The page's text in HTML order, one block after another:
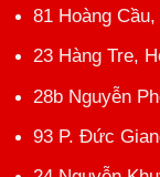
81 Hoàng
23 Hàng Tre,
28b Nguyễn
93 P. Đức